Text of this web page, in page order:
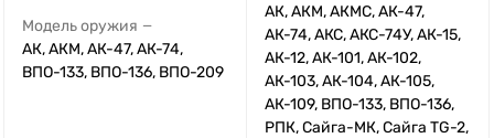
Модель оружия —
АК, АКМ, АК-47, АК-74,
ВПО-133, ВПО-136, ВПО-209
АК, АКМ, АКМС, АК-47,
АК-74, АКС, АКС-74У, АК-15,
АК-12, АК-101, АК-102,
АК-103, АК-104, АК-105,
АК-109, ВПО-133, ВПО-136,
РПК, Сайга-МК, Сайга TG-2,